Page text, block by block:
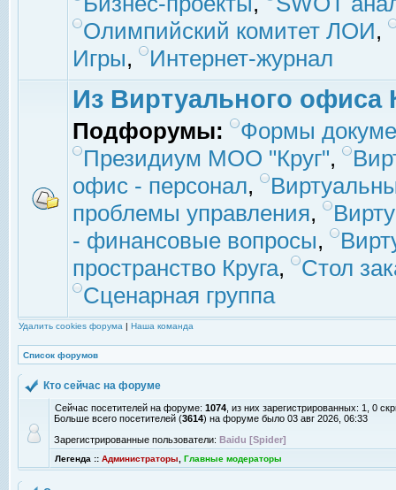
Олимпийский комитет ЛОИ,
Игры, Интернет-журнал
Из Виртуального офиса
Подфорумы:
Формы
Президиум МОО "Круг",
офис - персонал,
проблемы управления,
- финансовые вопросы,
пространство Круга,
Стол
Сценарная группа
Удалить cookies форума | Наша команда
Список форумов
Кто сейчас на форуме
Сейчас посетителей на форуме: 1074 , из них зарегистрированных: 1, 0
Больше всего посетителей (3614) на форуме было 03 авг 2026, 06:33
Зарегистрированные пользователи: Baidu [Spider]
Легенда :: Администраторы Главные модераторы